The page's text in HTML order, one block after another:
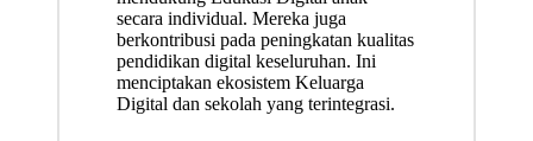
secara individual. Mereka juga
berkontribusi pada peningkatan kualitas
pendidikan digital keseluruhan. Ini
menciptakan ekosistem Keluarga
Digital dan sekolah yang terintegrasi.